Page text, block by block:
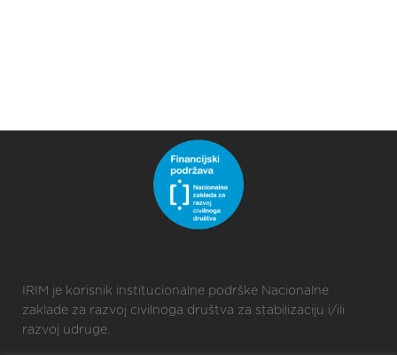
IRIM je korisnik institucionalne podrške Nacionalne
zaklade za razvoj civilnoga društva za stabilizaciju i/ili
razvoj udruge.